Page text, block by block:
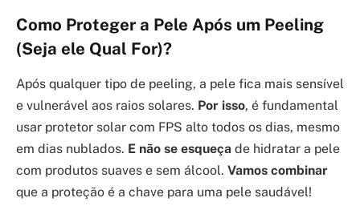
Como Proteger a Pele Após um Peeling
(Seja ele Qual For)?
Após qualquer tipo de peeling, a pele fica mais sensível
e vulnerável aos raios solares. Por isso, é fundamental
usar protetor solar com FPS alto todos os dias, mesmo
em dias nublados. E não se esqueça de hidratar a pele
com produtos suaves e sem álcool. Vamos combinar
que a proteção é a chave para uma pele saudável!